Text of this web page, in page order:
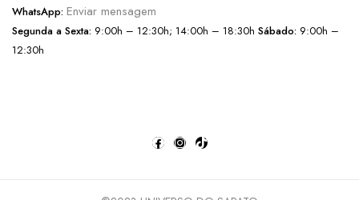
WhatsApp: Enviar mensagem
Segunda a Sexta: 9:00h – 12:30h; 14:00h – 18:30h Sábado: 9:00h –
12:30h